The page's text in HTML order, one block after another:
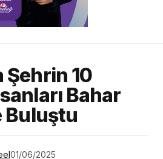
Şehrin 10
Bahar
Buluştu
01/06/2025